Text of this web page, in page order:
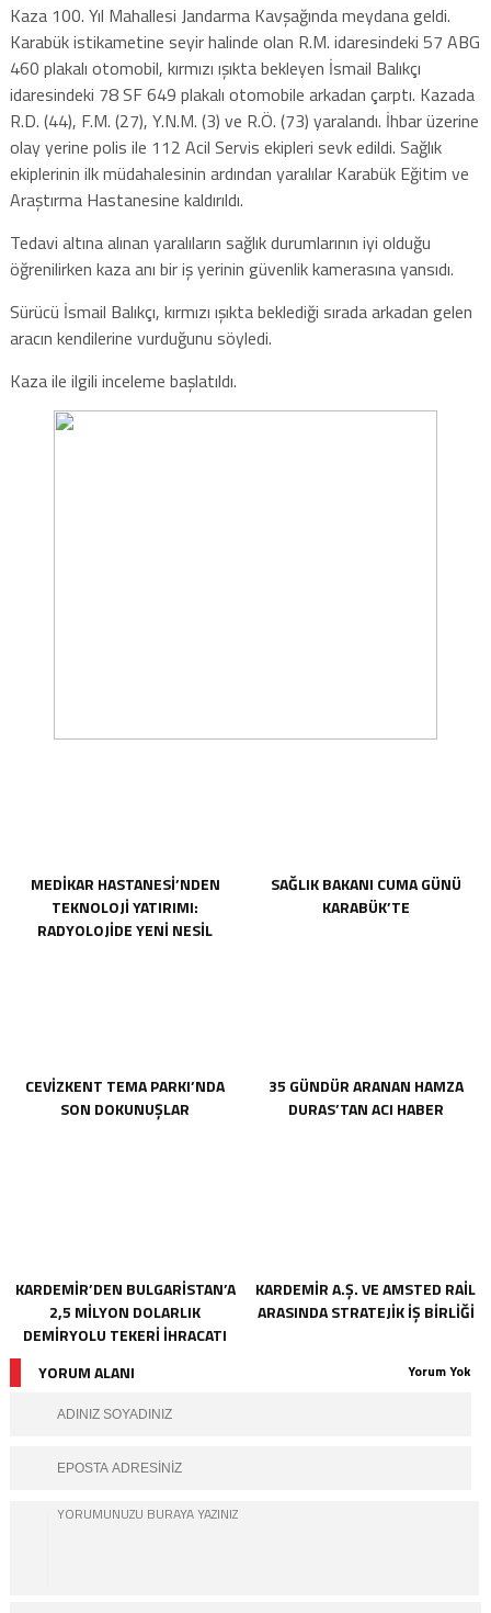
Kaza 100. Yıl Mahallesi Jandarma Kavşağında meydana geldi.
Karabük istikametine seyir halinde olan R.M. idaresindeki 57 ABG
460 plakalı otomobil, kırmızı ışıkta bekleyen İsmail Balıkçı
idaresindeki 78 SF 649 plakalı otomobile arkadan çarptı. Kazada
R.D. (44), F.M. (27), Y.N.M. (3) ve R.Ö. (73) yaralandı. İhbar üzerine
olay yerine polis ile 112 Acil Servis ekipleri sevk edildi. Sağlık
ekiplerinin ilk müdahalesinin ardından yaralılar Karabük Eğitim ve
Araştırma Hastanesine kaldırıldı.
Tedavi altına alınan yaralıların sağlık durumlarının iyi olduğu
öğrenilirken kaza anı bir iş yerinin güvenlik kamerasına yansıdı.
Sürücü İsmail Balıkçı, kırmızı ışıkta beklediği sırada arkadan gelen
aracın kendilerine vurduğunu söyledi.
Kaza ile ilgili inceleme başlatıldı.
MEDİKAR HASTANESİ’NDEN
TEKNOLOJİ YATIRIMI:
RADYOLOJİDE YENİ NESİL
SAĞLIK BAKANI CUMA GÜNÜ
KARABÜK’TE
CEVİZKENT TEMA PARKI’NDA
SON DOKUNUŞLAR
35 GÜNDÜR ARANAN HAMZA
DURAS’TAN ACI HABER
KARDEMİR’DEN BULGARİSTAN’A
2,5 MİLYON DOLARLIK
DEMİRYOLU TEKERİ İHRACATI
KARDEMİR A.Ş. VE AMSTED RAİL
ARASINDA STRATEJİK İŞ BİRLİĞİ
YORUM ALANI Yorum Yok